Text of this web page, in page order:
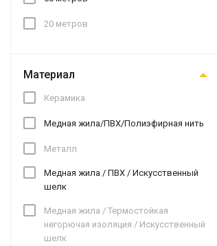
20 метров
Материал
Керамика
Медная жила/ПВХ/Полиэфирная нить
Металл
Медная жила / ПВХ / Искусственный
шелк
Медная жила / Термостойкая
негорючая изоляция / Искусственный
шелк